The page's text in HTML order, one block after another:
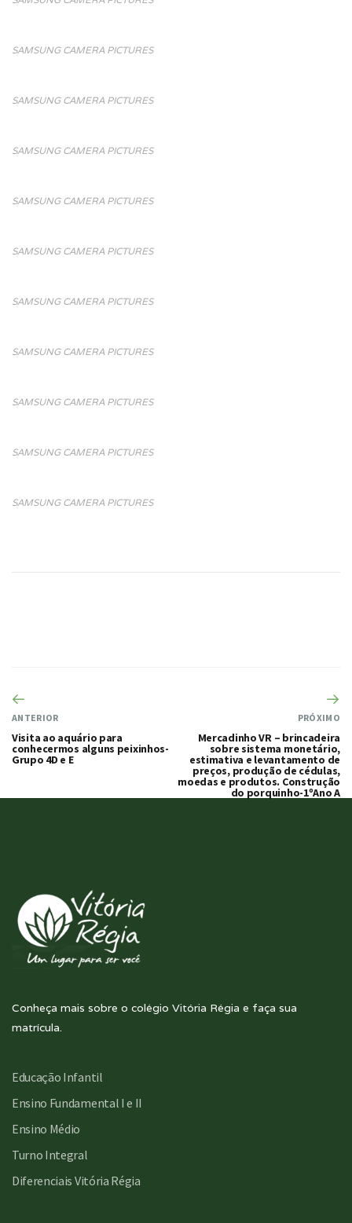
SAMSUNG CAMERA PICTURES
SAMSUNG CAMERA PICTURES
SAMSUNG CAMERA PICTURES
SAMSUNG CAMERA PICTURES
SAMSUNG CAMERA PICTURES
SAMSUNG CAMERA PICTURES
SAMSUNG CAMERA PICTURES
SAMSUNG CAMERA PICTURES
SAMSUNG CAMERA PICTURES
SAMSUNG CAMERA PICTURES
ANTERIOR
Visita ao aquário para
conhecermos alguns peixinhos-
Grupo 4D e E
PRÓXIMO
Mercadinho VR – brincadeira
sobre sistema monetário,
estimativa e levantamento de
preços, produção de cédulas,
moedas e produtos. Construção
do porquinho-1ºAno A
Conheça mais sobre o colégio Vitória Régia e faça sua
matrícula.
Educação Infantil
Ensino Fundamental I e II
Ensino Médio
Turno Integral
Diferenciais Vitória Régia